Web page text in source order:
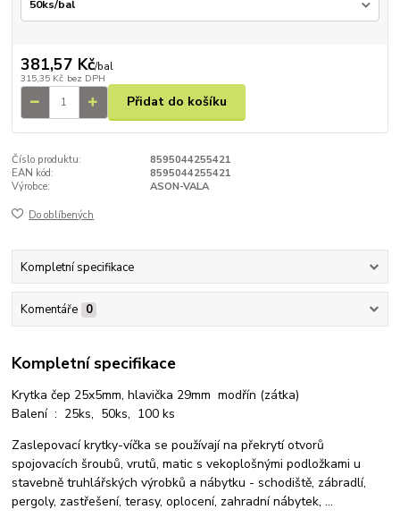
381,57 Kč/bal
315,35 Kč bez DPH
Přidat do košíku
Číslo produktu:
8595044255421
EAN kód:
8595044255421
Výrobce:
ASON-VALA
Do oblíbených
Kompletní specifikace
Komentáře 0
Kompletní specifikace
Krytka čep 25x5mm, hlavička 29mm modřín (zátka)
Balení : 25ks, 50ks, 100 ks
Zaslepovací krytky-víčka se používají na překrytí otvorů
spojovacích šroubů, vrutů, matic s vekoplošnými podložkami u
stavebně truhlářských výrobků a nábytku - schodiště, zábradlí,
pergoly, zastřešení, terasy, oplocení, zahradní nábytek, ...